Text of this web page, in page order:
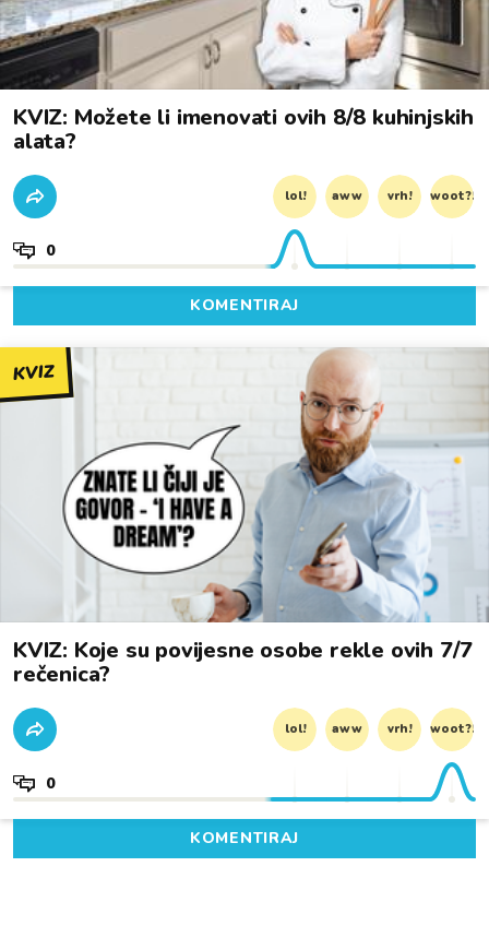
KVIZ: Možete li imenovati ovih 8/8 kuhinjskih
alata?
lol! aww vrh! woot?!
0
KOMENTIRAJ
KVIZ
KVIZ: Koje su povijesne osobe rekle ovih 7/7
rečenica?
lol! aww vrh! woot?!
0
KOMENTIRAJ